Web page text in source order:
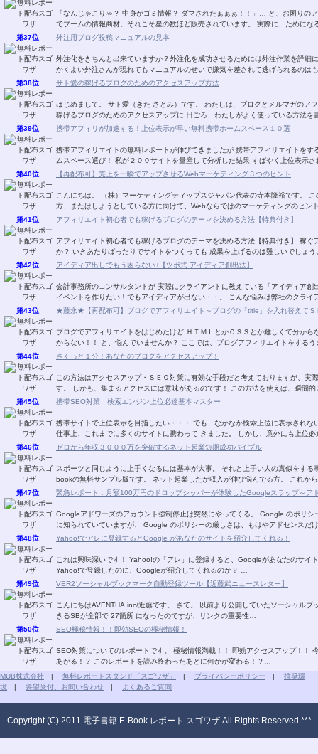
「なんじゃこりゃ？ 中身がゴミ情報？ ダマされたぁぁぁ！！」… と、お困りの
でブームの情報商材。それこそ星の数ほど
第37位
外注用ブログ投稿マニュアルの見本
外注化をきちんと出来ていますか？外注化を成功させるためには外注作業を詳細
かくよい外注さんが現れてもマニュアルのせいで嫌気を差されて逃げられるの
第38位
サト愛の稼げるブログのためのアクセスアップ方法
はじめまして。 サト愛（きた さとみ）です。 わたしは、ブログとメルマガのアフィリエイトを 楽しんでいます。 このレポートでは、
稼げるブログのためのアクセスアップに 日ごろ、わたしがよく使っている方法
第39位
携帯アフィリが加速する！上位表示が早い無料携帯ホームスペース１０選
携帯アフィリエイトの無料レポートが伸びてきましたが 携帯アフィリエイトを
ムスペース選び！ 私が２００サイトを量産して分析した結果 すばやく上
第40位
【再配布可】売上を一瞬でアップさせるWebマーケティング３つのヒント
こんにちは。 （株）マーケティングティップスジャパン代表の寺本隆裕です。 このレポートでは、Webを使って何かを販売している
第41位 アフィリエイト初心者でも稼げるブログのテーマを決める方法【特典付き】
アフィリエイト初心者でも稼げるブログのテーマを決める方法【特典付き】 稼ぐアフィリエイトサイトのテーマの決め方は ご存じです
第42位 アイディア出しでもう困らない♪【ツボ式 アイディア創出法】
会計事務所のコンサルタントが 実際にクライアントに教えている「アイディア創出法」です。 ★あ～企画を考えな
イベントを作りたい！でもアイディアが出ない・・
第43位
★藤永★【再配布可】ブログでアフィリエイト～ブログの「title」を入れ替えて
ブログでアフィリエイトをはじめたけど ＨＴＭＬとかＣＳＳとか難しくて分からない！！ 自分のやりたいことがどうすればできるか分
からない！！ と、悩んでいませんか？ ここでは、ブログアフィリエイトを
第44位
さくっと１分！あなたのブログをアクセスアップ！
この方法はアクセスアップ・ＳＥＯ対策に有効な手段だと考えておりますが、実
す。 しかも、集まるアクセスには意味があるので
第45位
携帯SEO対策 検索エンジン上位必達基本マスター
携帯サイトで上位表示を目指したい・・・ でも、なかなか検索上位に表示されない・・・。 そのようなお話をよく耳に
仕事上、これまでに多くのサイトに携わって きました。
第46位
ゼロから年収３０００万を突破するネット起業短期成功バイブル
スポーツと同じように上手くなるには基本が大事。 それと上手い人の真似をする事。 ゼロから年収３０００万を稼ぎ出す宮川明
bookの無料サンプル版です。 ネット起業したが収入が伸び悩んでる方
第47位
緊急レポート：月額100万円のドロップシッパーが体験したGoogleスラップ～ア
Googleアドワーズのアカウント強制停止は突然にやってくる。 Google のポリシーが非常に厳しいことは、 アドセンスなどで多くの方
に知られていていますが、 Google のポリシーの厳しさは、もはやアドセン
第48位
Yahoo!でアレに登録するとGoogle があなたのサイトを紹介してくれる！
これは興味深いです！ Yahoo!の「アレ」に登録すると、Googleがあなたのサイトを紹介してくれます！ Yahoo!の「アレ」とは？ 何故
第49位
VER2ソーシャルブックマーク自動登録ツール【近藤武ニュースレター】
こんにちはAVENTHA.inc/近藤です。 さて。 以前より公開していたソーシャルブックマークソフトがバージョンアップしました。 登録で
きるSBが全部で 27箇所 になったのですが、リンクの重要性…
第50位
SEO極秘情報！！即効SEOの極秘情報！
SEO対策についてのレポートです。 極秘情報満載！！ 即効アクセスアップ！！ 今すぐSEO対策！！ グーグルページランクもどんどん
あがる！？ このレポートを読み終わったあとに何かが変わる！？…
MUB株式会社 | 無料レポートスタンド「スゴワザ」 | プライバシーポリシー | 推奨環
境 | 要望受付、お問い合わせ | よくあるご質問
Copyright (C) 2011 電子書籍 E-Book レポート スゴワザ All Rights Reserved.***